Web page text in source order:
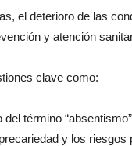
el deterioro de las
y atención
clave como:
término
y los riesgos